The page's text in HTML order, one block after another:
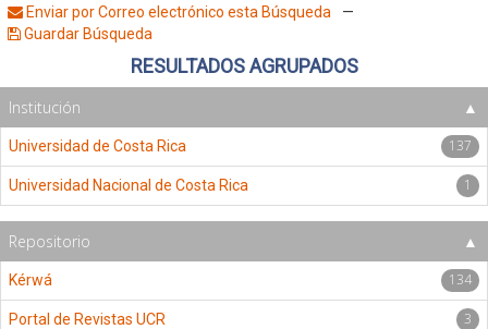
Enviar por Correo electrónico esta Búsqueda
—
Guardar Búsqueda
RESULTADOS AGRUPADOS
Institución
Universidad de Costa Rica 137
Universidad Nacional de Costa Rica 1
Repositorio
Kérwá 134
Portal de Revistas UCR 3